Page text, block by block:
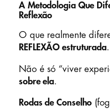
A Metodologia Que
Reflexão
O que realmente
REFLEXÃO estruturada.
Não é só “viver
sobre ela.
Rodas de Conselho